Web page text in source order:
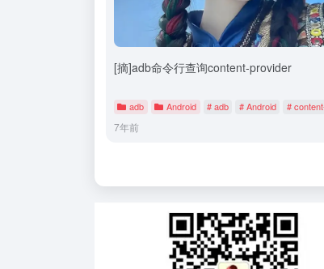
[摘]adb命令行查询content-provider
adb Android # adb # Android #
7年前